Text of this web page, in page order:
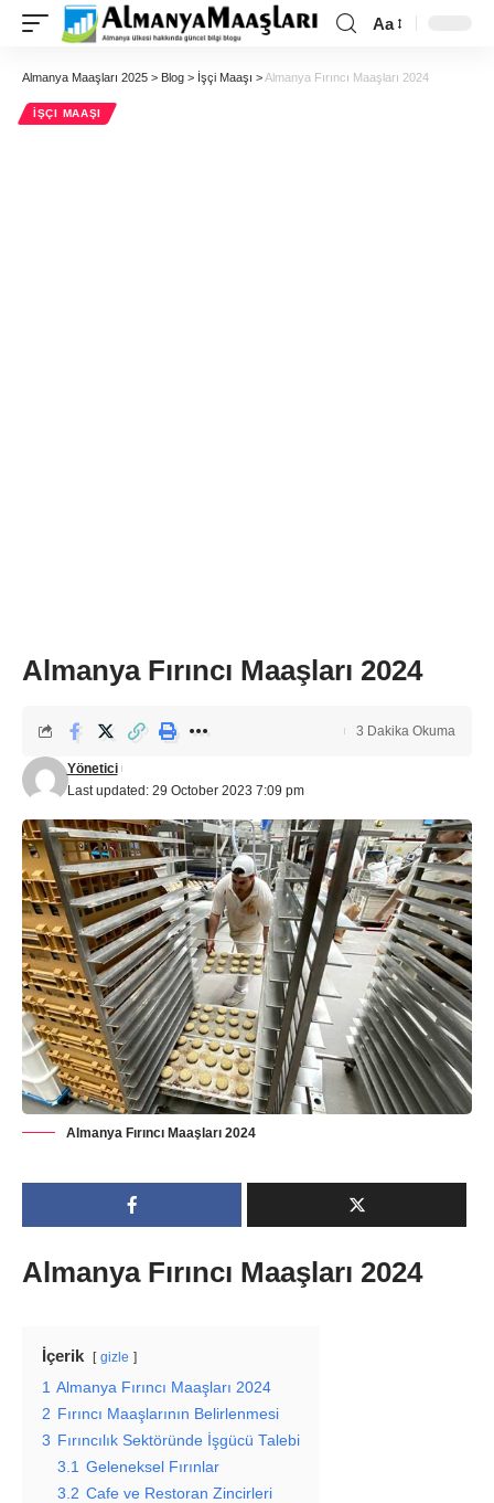
Aa
Almanya Maaşları 2025 > Blog > İşçi Maaşı >Almanya Fırıncı Maaşları 2024
İŞÇI MAAŞI
Almanya Fırıncı Maaşları 2024
Last updated: 29 October 2023 7:09 pm
Yönetici
3 Dakika Okuma
Almanya Fırıncı Maaşları 2024
Almanya Fırıncı Maaşları 2024
İçerik gizle
1 Almanya Fırıncı Maaşları 2024
2 Fırıncı Maaşlarının Belirlenmesi
3 Fırıncılık Sektöründe İşgücü Talebi
3.1 Geleneksel Fırınlar
3.2 Cafe ve Restoran Zincirleri